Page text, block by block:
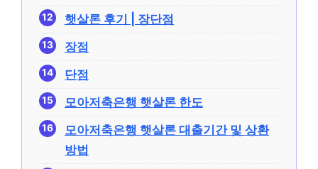
햇살론 후기 | 장단점
장점
단점
모아저축은행 햇살론 한도
모아저축은행 햇살론 대출기간 및 상환
방법